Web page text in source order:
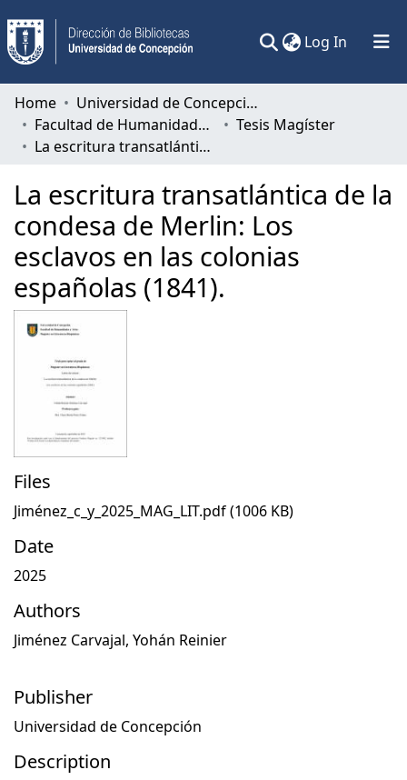
Log In (current)
Communities & Collections
All of DSpace
Home
Universidad de Concepción
Facultad de Humanidades y Arte
Tesis Magíster
La escritura transatlántica de la condesa de Merlin: Los esclavos en las colonias españolas (1841).
La escritura transatlántica de la
condesa de Merlin: Los
esclavos en las colonias
españolas (1841).
Files
Jiménez_c_y_2025_MAG_LIT.pdf(1006 KB)
Date
2025
Authors
Jiménez Carvajal, Yohán Reinier
Publisher
Universidad de Concepción
Description